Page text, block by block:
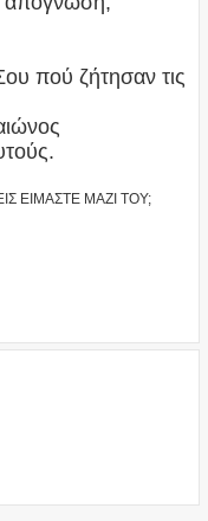
πού ζήτησαν τις
ΕΙΜΑΣΤΕ ΜΑΖΙ ΤΟΥ;